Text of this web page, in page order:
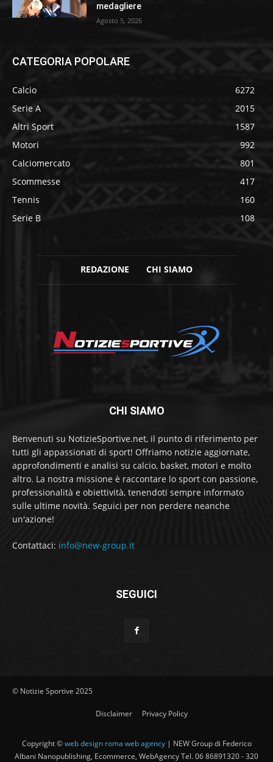
medagliere
Agosto 5, 2026
CATEGORIA POPOLARE
Calcio
6272
Serie A
2015
Altri Sport
1587
Motori
992
Calciomercato
801
Scommesse
417
Tennis
160
Serie B
108
REDAZIONE CHI SIAMO
CHI SIAMO
Benvenuti su NotizieSportive.net, il punto di riferimento per
tutti gli appassionati di sport! Offriamo notizie aggiornate,
approfondimenti e analisi su calcio, basket, motori e molto
altro. La nostra missione è raccontare lo sport con passione,
professionalità e obiettività, tenendoti sempre informato
sulle ultime novità. Seguici per non perdere neanche
un'azione!
Contattaci: info@new-group.it
SEGUICI
© Notizie Sportive 2025
Disclaimer Privacy Policy
Copyright ©web design roma web agency| NEW Group di Federico
Albani Nanopublishing, Ecommerce, WebAgency Tel. 06 86891320 - 320